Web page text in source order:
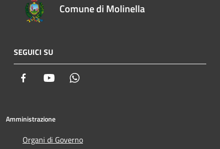
Comune di Molinella
SEGUICI SU
Facebook Youtube
Amministrazione
Organi di Governo